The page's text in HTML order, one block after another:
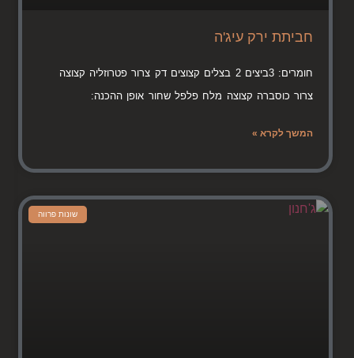
חביתת ירק עיג'ה
חומרים: 3ביצים 2 בצלים קצוצים דק צרור פטרוזליה קצוצה
צרור כוסברה קצוצה מלח פלפל שחור אופן ההכנה:
המשך לקרא »
שונות פרווה